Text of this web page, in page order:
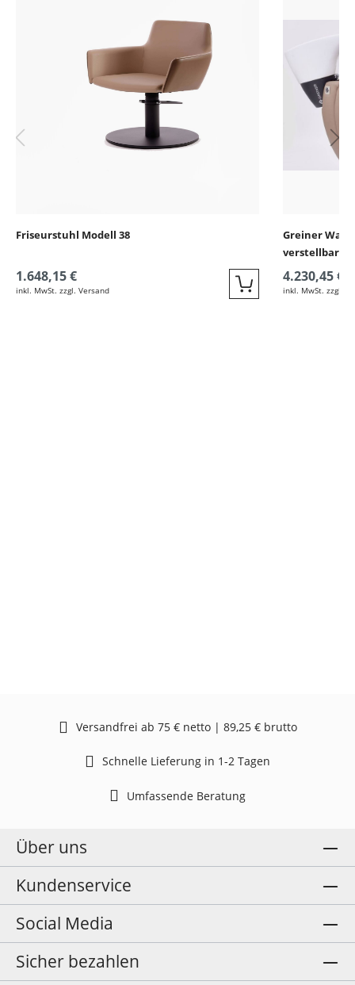
Friseurstuhl Modell 38
1.648,15 €
inkl. MwSt. zzgl. Versand Quickbuy
Greiner
4.230,45 €
inkl. MwSt. zzgl.
Versandfrei ab 75 € netto | 89,25 € brutto
Schnelle Lieferung in 1-2 Tagen
Umfassende Beratung
Über uns
Kundenservice
Social Media
Sicher bezahlen